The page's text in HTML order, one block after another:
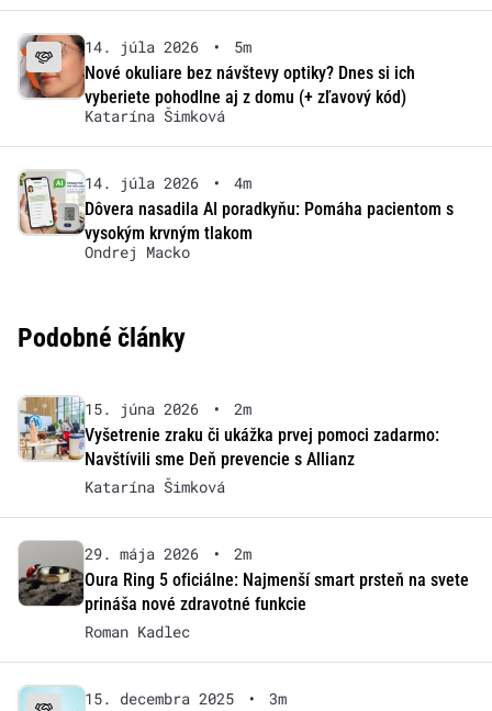
14. júla 2026 •
5m
Nové okuliare bez návštevy optiky? Dnes si ich
vyberiete pohodlne aj z domu (+ zľavový kód)
Katarína Šimková
14. júla 2026 •
4m
Dôvera nasadila AI poradkyňu: Pomáha pacientom s
vysokým krvným tlakom
Ondrej Macko
Podobné články
15. júna 2026 •
2m
Vyšetrenie zraku či ukážka prvej pomoci zadarmo:
Navštívili sme Deň prevencie s Allianz
Katarína Šimková
29. mája 2026 •
2m
Oura Ring 5 oficiálne: Najmenší smart prsteň na svete
prináša nové zdravotné funkcie
Roman Kadlec
15. decembra 2025 •
3m